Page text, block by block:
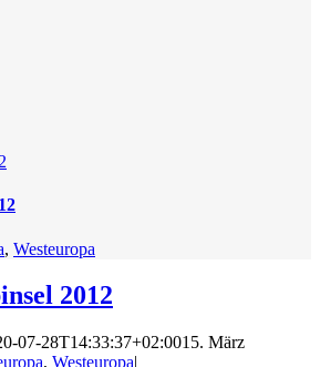
, Westeuropa
2012
07-28T14:33:37+02:0015. März
, Westeuropa|